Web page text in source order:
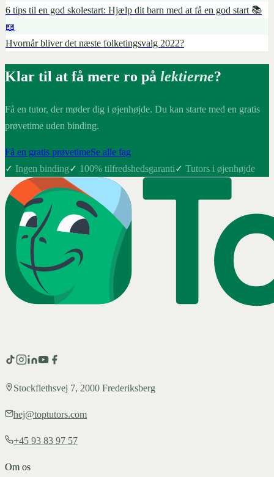
6 tips til en god skolestart: Hjælp dit barn med at få en god start 📚
📖
Hvornår bliver det næste folketingsvalg 2022?
Klar til at få mere ro på lektierne?
Få en tutor, der møder dig i øjenhøjde. Du kan starte med en gratis
prøvetime uden binding.
Få en gratis prøvetimeSe alle fag
✓ Ingen binding✓ 100% tilfredshedsgaranti✓ Tutors i øjenhøjde
Stockflethsvej 7, 2000 Frederiksberg
hej@toptutors.com
+45 93 83 97 57
Om os